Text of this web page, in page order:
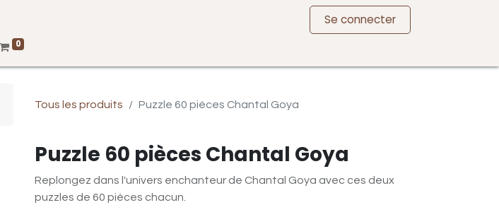
Se connecter
0
Tous les produits Puzzle 60 pièces Chantal Goya
Puzzle 60 pièces Chantal Goya
Replongez dans l'univers enchanteur de Chantal Goya avec ces deux
puzzles de 60 pièces chacun.